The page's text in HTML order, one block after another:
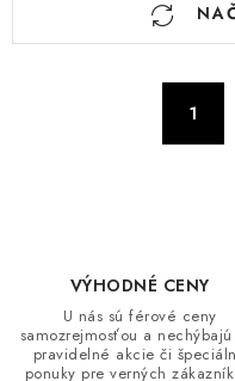
va
1
VÝHODNÉ CENY
U nás sú férové ceny
samozrejmosťou a
pravidelné akcie či
ponuky pre verných